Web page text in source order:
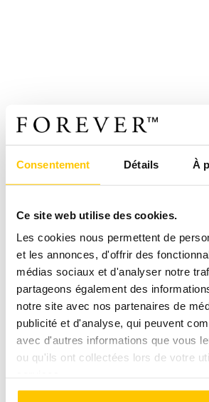
Consentement Détails À
Ce site web utilise des cookies.
Les cookies nous permettent de
et les annonces, d'offrir des
médias sociaux et d'analyser notre
partageons également des
notre site avec nos partenaires de
publicité et d'analyse, qui peuvent
avec d'autres informations que vous
ou qu'ils ont collectées lors de votre